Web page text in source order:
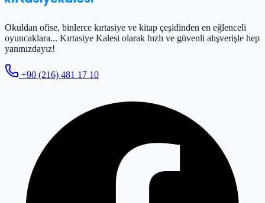
Okuldan ofise, binlerce kırtasiye ve kitap çeşidinden en eğlenceli
oyuncaklara... Kırtasiye Kalesi olarak hızlı ve güvenli alışverişle hep
yanınızdayız!
+90 (216) 481 17 10